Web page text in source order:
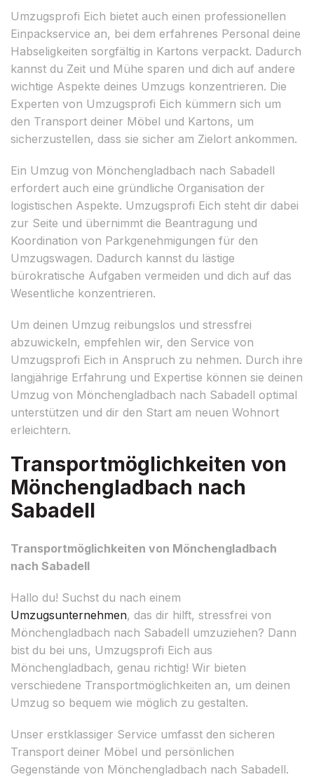
Umzugsprofi Eich bietet auch einen professionellen
Einpackservice an, bei dem erfahrenes Personal deine
Habseligkeiten sorgfältig in Kartons verpackt. Dadurch
kannst du Zeit und Mühe sparen und dich auf andere
wichtige Aspekte deines Umzugs konzentrieren. Die
Experten von Umzugsprofi Eich kümmern sich um
den Transport deiner Möbel und Kartons, um
sicherzustellen, dass sie sicher am Zielort ankommen.
Ein Umzug von Mönchengladbach nach Sabadell
erfordert auch eine gründliche Organisation der
logistischen Aspekte. Umzugsprofi Eich steht dir dabei
zur Seite und übernimmt die Beantragung und
Koordination von Parkgenehmigungen für den
Umzugswagen. Dadurch kannst du lästige
bürokratische Aufgaben vermeiden und dich auf das
Wesentliche konzentrieren.
Um deinen Umzug reibungslos und stressfrei
abzuwickeln, empfehlen wir, den Service von
Umzugsprofi Eich in Anspruch zu nehmen. Durch ihre
langjährige Erfahrung und Expertise können sie deinen
Umzug von Mönchengladbach nach Sabadell optimal
unterstützen und dir den Start am neuen Wohnort
erleichtern.
Transportmöglichkeiten von
Mönchengladbach nach
Sabadell
Transportmöglichkeiten von Mönchengladbach
nach Sabadell
Hallo du! Suchst du nach einem
Umzugsunternehmen, das dir hilft, stressfrei von
Mönchengladbach nach Sabadell umzuziehen? Dann
bist du bei uns, Umzugsprofi Eich aus
Mönchengladbach, genau richtig! Wir bieten
verschiedene Transportmöglichkeiten an, um deinen
Umzug so bequem wie möglich zu gestalten.
Unser erstklassiger Service umfasst den sicheren
Transport deiner Möbel und persönlichen
Gegenstände von Mönchengladbach nach Sabadell.